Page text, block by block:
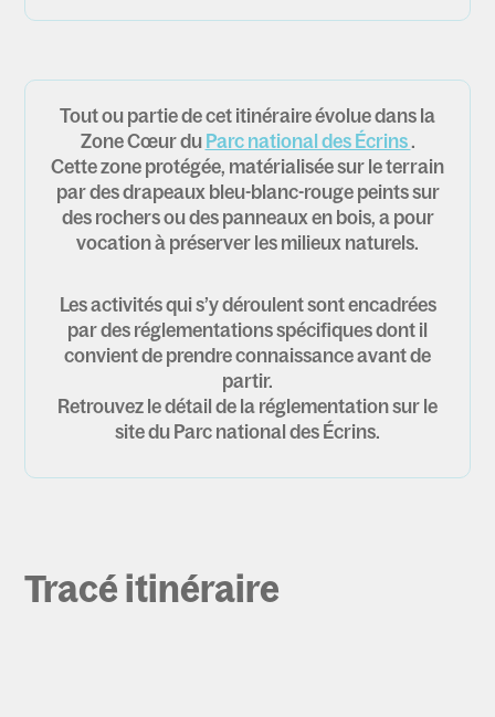
Tout ou partie de cet itinéraire évolue dans la
Zone Cœur duParc national des Écrins.
Cette zone protégée, matérialisée sur le terrain
par des drapeaux bleu-blanc-rouge peints sur
des rochers ou des panneaux en bois, a pour
vocation à préserver les milieux naturels.
Les activités qui s’y déroulent sont encadrées
par des réglementations spécifiques dont il
convient de prendre connaissance avant de
partir.
Retrouvez le détail de la réglementation sur le
site du Parc national des Écrins.
Tracé itinéraire